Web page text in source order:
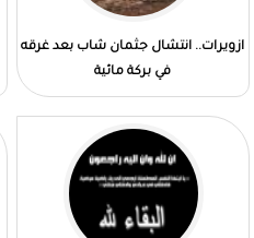
ازويرات.. انتشال جثمان شاب بعد غرقه
في بركة مائية